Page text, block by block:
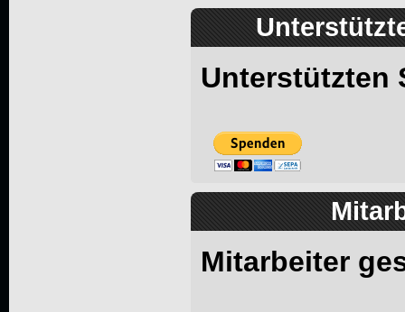
Unterstützten
Mitarbeiter